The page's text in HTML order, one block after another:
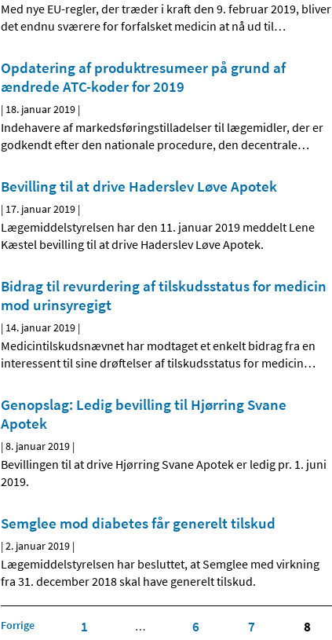
Med nye EU-regler, der træder i kraft den 9. februar 2019, bliver
det endnu sværere for forfalsket medicin at nå ud til…
Opdatering af produktresumeer på grund af
ændrede ATC-koder for 2019
| 18. januar 2019 |
Indehavere af markedsføringstilladelser til lægemidler, der er
godkendt efter den nationale procedure, den decentrale…
Bevilling til at drive Haderslev Løve Apotek
| 17. januar 2019 |
Lægemiddelstyrelsen har den 11. januar 2019 meddelt Lene
Kæstel bevilling til at drive Haderslev Løve Apotek.
Bidrag til revurdering af tilskudsstatus for medicin
mod urinsyregigt
| 14. januar 2019 |
Medicintilskudsnævnet har modtaget et enkelt bidrag fra en
interessent til sine drøftelser af tilskudsstatus for medicin…
Genopslag: Ledig bevilling til Hjørring Svane
Apotek
|8. januar 2019 |
Bevillingen til at drive Hjørring Svane Apotek er ledig pr. 1. juni
2019.
Semglee mod diabetes får generelt tilskud
|2. januar 2019 |
Lægemiddelstyrelsen har besluttet, at Semglee med virkning
fra 31. december 2018 skal have generelt tilskud.
Forrige 1 … 6 7 8